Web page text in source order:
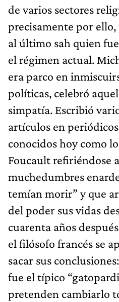
de varios sectores
precisamente por
al último sah quien
el régimen actual.
era parco en
políticas, celebró
simpatía. Escribió
artículos en
conocidos hoy como
Foucault refiriéndose
muchedumbres
temían morir” y que
del poder sus vidas
cuarenta años
el filósofo francés se
sacar sus
fue el típico
pretenden cambiarlo